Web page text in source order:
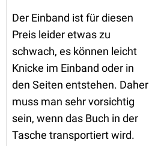
Der Einband ist für diesen
Preis leider etwas zu
schwach, es können leicht
Knicke im Einband oder in
den Seiten entstehen. Daher
muss man sehr vorsichtig
sein, wenn das Buch in der
Tasche transportiert wird.